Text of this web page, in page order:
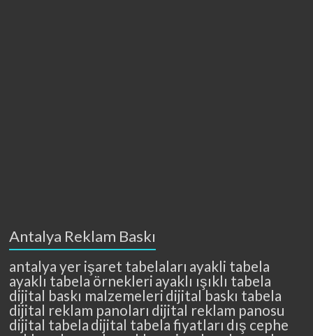
Antalya Reklam Baskı
antalya yer işaret tabelaları ayakli tabela
ayaklı tabela örnekleri ayaklı ışıklı tabela
dijital baskı malzemeleridijital baskı tabela
dijital reklam panoları dijital reklam panosu
dijital tabela dijital tabela fiyatları dış cephe